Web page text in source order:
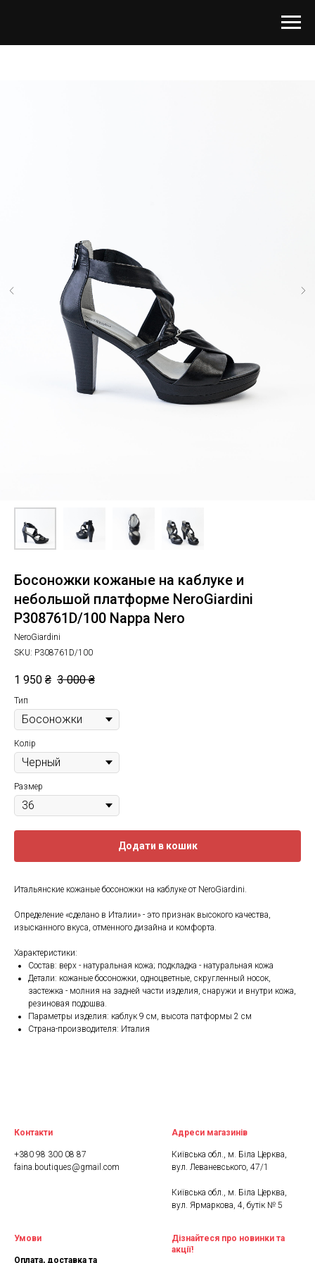
Босоножки кожаные на каблуке и
небольшой платформе NeroGiardini
P308761D/100 Nappa Nero
NeroGiardini
SKU: P308761D/100
1 950 ₴ 3 000 ₴
Тип
Колір
Размер
Додати в кошик
Итальянские кожаные босоножки на каблуке от NeroGiardini.
Определение «сделано в Италии» - это признак высокого качества,
изысканного вкуса, отменного дизайна и комфорта.
Характеристики:
Состав: верх - натуральная кожа; подкладка - натуральная кожа
Детали: кожаные босоножки, одноцветные, скругленный носок,
застежка - молния на задней части изделия, снаружи и внутри кожа,
резиновая подошва.
Параметры изделия: каблук 9 см, высота патформы 2 см
Страна-производителя: Италия
Контакти
+380 98 300 08 87
faina.boutiques@gmail.com
Адреси магазинів
Київська обл., м. Біла Церква,
вул. Леваневського, 47/1
Київська обл., м. Біла Церква,
вул. Ярмаркова, 4, бутік № 5
Умови
Оплата, доставка та
Дізнайтеся про новинки та
акції!